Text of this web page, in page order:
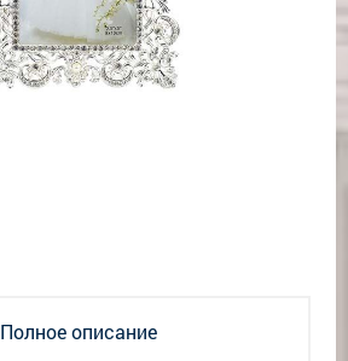
Полное описание